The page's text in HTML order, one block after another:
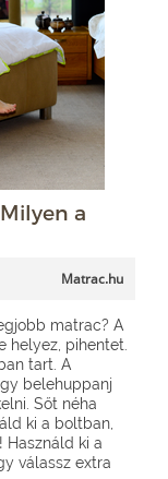
a
Matrac.hu
matrac? A
helyez, pihentet.
tart. A
belehuppanj
Sőt néha
ki a boltban,
Használd ki a
válassz extra